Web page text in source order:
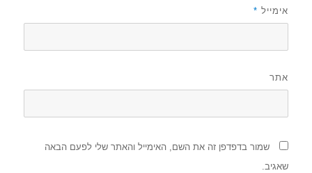
אימייל *
אתר
שמור בדפדפן זה את השם, האימייל והאתר שלי לפעם הבאה
שאגיב.